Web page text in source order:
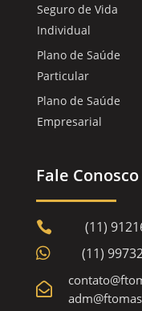
Seguro de Vida
Individual
Plano de Saúde
Particular
Plano de Saúde
Empresarial
Fale Conosco
 (11)
 (11)
